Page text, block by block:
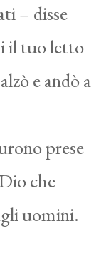
– disse
il tuo letto
e andò a
prese
che
uomini.